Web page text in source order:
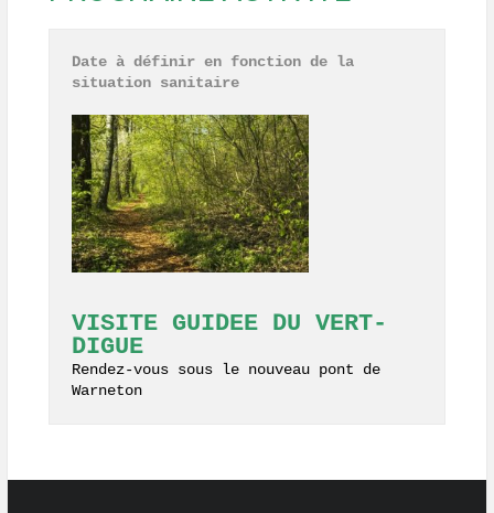
Date à définir en fonction de la
situation sanitaire
VISITE GUIDEE DU VERT-
DIGUE
Rendez-vous sous le nouveau pont de
Warneton